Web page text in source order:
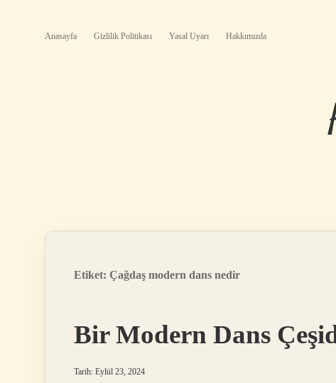
Anasayfa Gizlilik Politikası Yasal Uyarı Hakkımızda
Etiket: Çağdaş modern dans nedir
Bir Modern Dans
Tarih: Eylül 23, 2024